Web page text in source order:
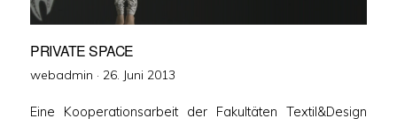
PRIVATE SPACE
webadmin · Veröffentlicht
26. Juni 2013
Eine Kooperationsarbeit der Fakultäten Textil&Design